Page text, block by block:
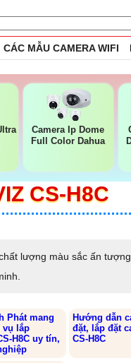
CÁC MẪU CAMERA WIFI
Camera Ip Dome
Full Color Dahua
CS-H8C
lượng màu sắc ấn
Phát mang
vụ lắp
H8C uy tín,
Hướng dẫn
đặt, lắp đặt
CS-H8C